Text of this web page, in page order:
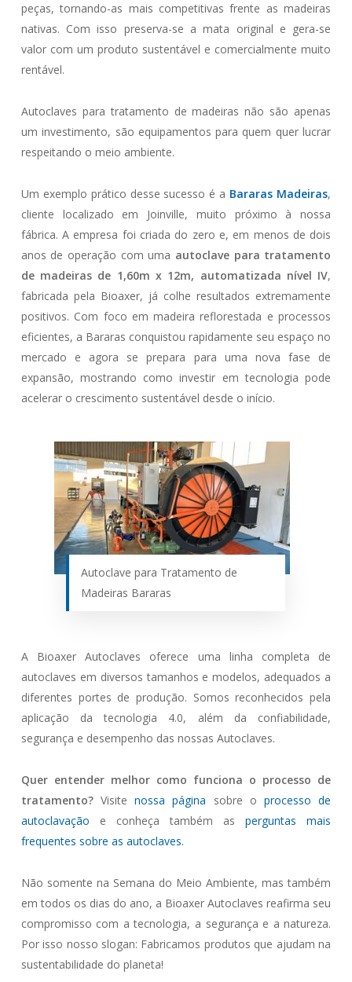
peças, tornando-as mais competitivas frente as madeiras
nativas. Com isso preserva-se a mata original e gera-se
valor com um produto sustentável e comercialmente muito
rentável.
Autoclaves para tratamento de madeiras não são apenas
um investimento, são equipamentos para quem quer lucrar
respeitando o meio ambiente.
Um exemplo prático desse sucesso é a Bararas Madeiras,
cliente localizado em Joinville, muito próximo à nossa
fábrica. A empresa foi criada do zero e, em menos de dois
anos de operação com uma autoclave para tratamento
de madeiras de 1,60m x 12m, automatizada nível IV,
fabricada pela Bioaxer, já colhe resultados extremamente
positivos. Com foco em madeira reflorestada e processos
eficientes, a Bararas conquistou rapidamente seu espaço no
mercado e agora se prepara para uma nova fase de
expansão, mostrando como investir em tecnologia pode
acelerar o crescimento sustentável desde o início.
Autoclave para Tratamento de
Madeiras Bararas
A Bioaxer Autoclaves oferece uma linha completa de
autoclaves em diversos tamanhos e modelos, adequados a
diferentes portes de produção. Somos reconhecidos pela
aplicação da tecnologia 4.0, além da confiabilidade,
segurança e desempenho das nossas Autoclaves.
Quer entender melhor como funciona o processo de
tratamento?Visitenossa página sobre o processo de
autoclavação e conheça também asperguntas mais
frequentes sobre as autoclaves.
Não somente na Semana do Meio Ambiente, mas também
em todos os dias do ano, a Bioaxer Autoclaves reafirma seu
compromisso com a tecnologia, a segurança e a natureza.
Por isso nosso slogan: Fabricamos produtos que ajudam na
sustentabilidade do planeta!